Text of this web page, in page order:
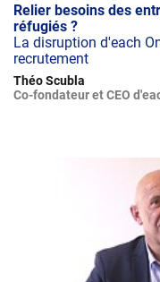
Relier besoins des
réfugiés ?
La disruption d'each
recrutement
Théo Scubla
Co-fondateur et CEO